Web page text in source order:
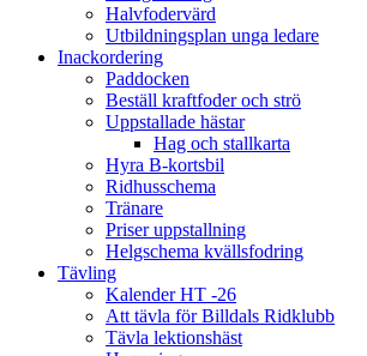
Halvfodervärd
Utbildningsplan unga ledare
Inackordering
Paddocken
Beställ kraftfoder och strö
Uppstallade hästar
Hag och stallkarta
Hyra B-kortsbil
Ridhusschema
Tränare
Priser uppstallning
Helgschema kvällsfodring
Tävling
Kalender HT -26
Att tävla för Billdals Ridklubb
Tävla lektionshäst